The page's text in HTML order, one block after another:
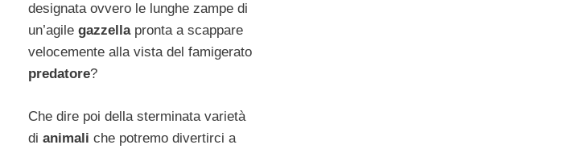
designata ovvero le lunghe zampe di
un’agile gazzella pronta a scappare
velocemente alla vista del famigerato
predatore?
Che dire poi della sterminata varietà
di animali che potremo divertirci a